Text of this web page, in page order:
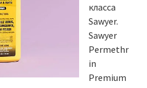
класса
Sawyer.
Sawyer
Permethr
in
Premium